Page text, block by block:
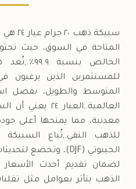
سبيكة
الخالص
للمستثمرين الذين يرغبون
المتوسط والطويل، بفضل
معدنية، مما يمنحها أعلى
للذهب النقي.,تُباع
لضمان تقديم أحدث
الذهب يتأثر بعوامل مثل